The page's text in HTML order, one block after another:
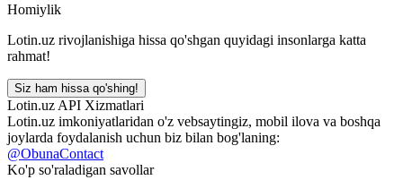
Homiylik
Lotin.uz rivojlanishiga hissa qo'shgan quyidagi insonlarga katta
rahmat!
Siz ham hissa qo'shing!
Lotin.uz API Xizmatlari
Lotin.uz imkoniyatlaridan o'z vebsaytingiz, mobil ilova va boshqa
joylarda foydalanish uchun biz bilan bog'laning:
@ObunaContact
Ko'p so'raladigan savollar